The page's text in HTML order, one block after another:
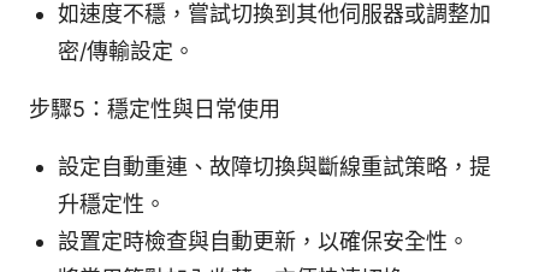
如速度不穩，嘗試切換到其他伺服器或調整加
密/傳輸設定。
步驟5：穩定性與日常使用
設定自動重連、故障切換與斷線重試策略，提
升穩定性。
設置定時檢查與自動更新，以確保安全性。